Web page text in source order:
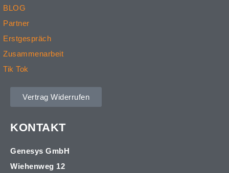
BLOG
Partner
Erstgespräch
Zusammenarbeit
Tik Tok
Vertrag Widerrufen
KONTAKT
Genesys GmbH
Wiehenweg 12